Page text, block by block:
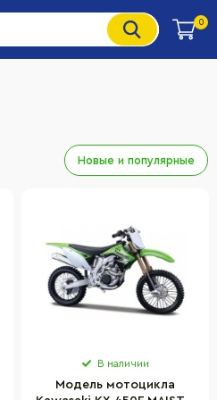
0
Новые и популярные
В наличии
Модель мотоцикла